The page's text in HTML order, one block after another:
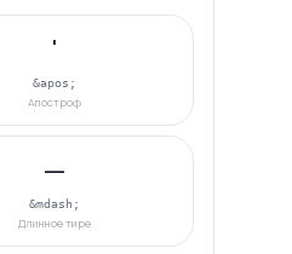
'
&apos;
Апостроф
—
&mdash;
Длинное тире